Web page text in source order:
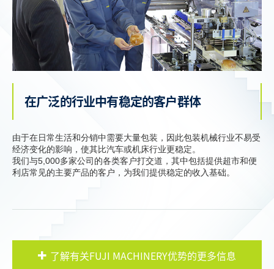
在广泛的行业中有稳定的客户群体
由于在日常生活和分销中需要大量包装，因此包装机械行业不易受
经济变化的影响，使其比汽车或机床行业更稳定。
我们与5,000多家公司的各类客户打交道，其中包括提供超市和便
利店常见的主要产品的客户，为我们提供稳定的收入基础。
了解有关FUJI MACHINERY优势的更多信息